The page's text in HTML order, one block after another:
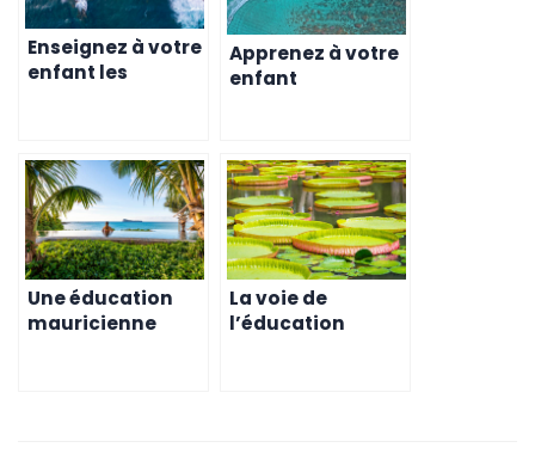
Enseignez à votre
enfant les
Apprenez à votre
enfant
éducation
Une éducation
mauricienne
La voie de
l’éducation